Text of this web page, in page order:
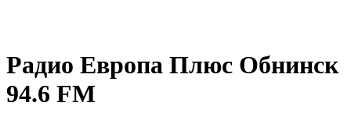
Радио Европа Плюс Обнинск
94.6 FM